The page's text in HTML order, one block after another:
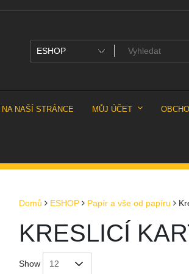
NAŠÍ STRÁNCE MŮJ ÚČET
Domů ESHOP Papír a vše od papíru
KRESLICÍ
Show